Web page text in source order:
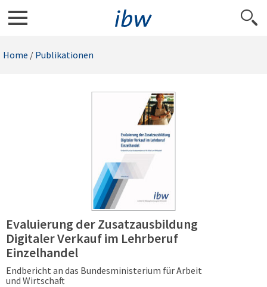
Home / Publikationen
Evaluierung der Zusatzausbildung
Digitaler Verkauf im Lehrberuf
Einzelhandel
Endbericht an das Bundesministerium für Arbeit
und Wirtschaft